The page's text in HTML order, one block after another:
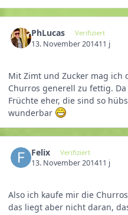
PhLucas Verifiziert
13. November 201411 j
Mit Zimt und Zucker mag ich
Churros generell zu fettig.
Früchte eher, die sind so
wunderbar
Felix Verifiziert
13. November 201411 j
Also ich kaufe mir die
das liegt aber nicht daran,